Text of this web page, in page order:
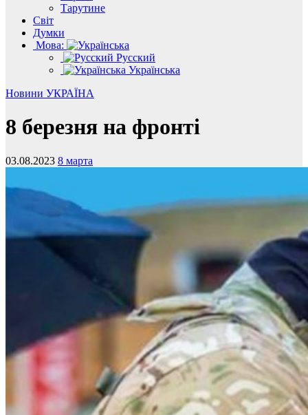
Тарутине
Світ
Думки
Мова:
Русский
Українська
Новини УКРАЇНА
8 березня на фронті
03.08.2023 8 марта